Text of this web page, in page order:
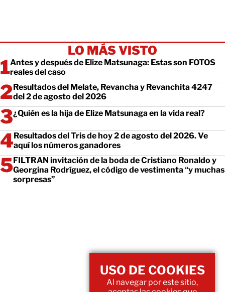
LO MÁS VISTO
Antes y después de Elize Matsunaga: Estas son FOTOS
reales del caso
Resultados del Melate, Revancha y Revanchita 4247
del 2 de agosto del 2026
¿Quién es la hija de Elize Matsunaga en la vida real?
Resultados del Tris de hoy 2 de agosto del 2026. Ve
aquí los números ganadores
FILTRAN invitación de la boda de Cristiano Ronaldo y
Georgina Rodríguez, el código de vestimenta “y muchas
sorpresas”
USO DE COOKIES
Al navegar por este sitio,